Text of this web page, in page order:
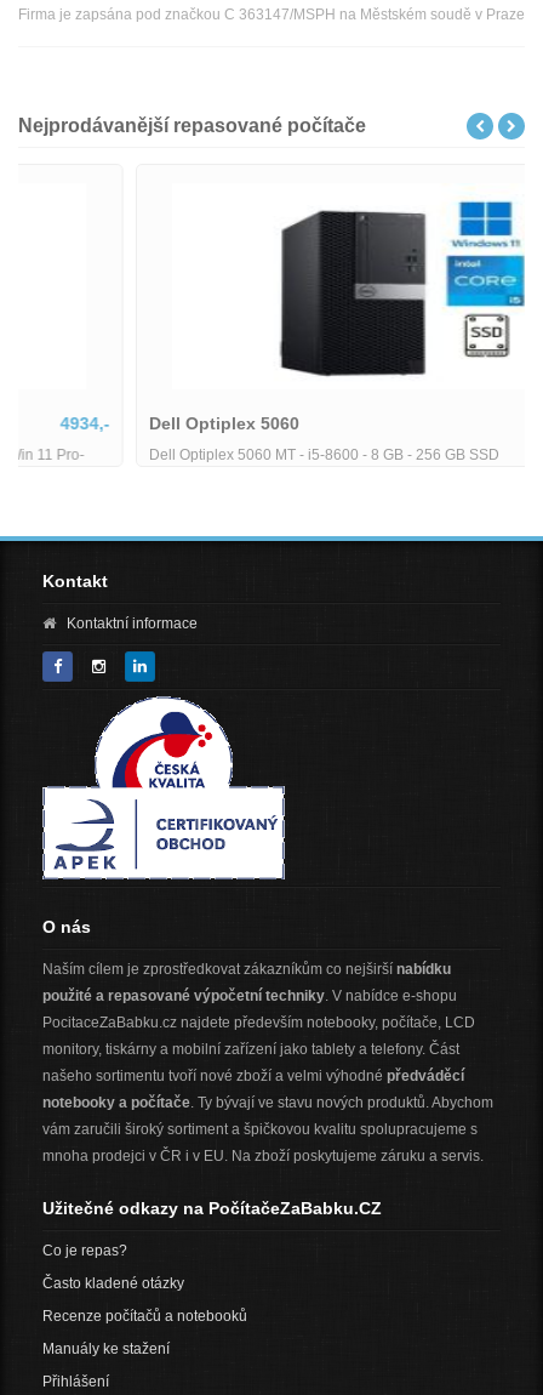
Firma je zapsána pod značkou C 363147/MSPH na Městském soudě v Praze
Nejprodávanější repasované počítače
Dell Optiplex 5060
Dell Optiplex 5060 MT - i5-8600 - 8 GB - 256 GB SSD
Kontakt
Kontaktní informace
O nás
Naším cílem je zprostředkovat zákazníkům co nejširší nabídku
použité a repasované výpočetní techniky. V nabídce e-shopu
PocitaceZaBabku.cz najdete především notebooky, počítače, LCD
monitory, tiskárny a mobilní zařízení jako tablety a telefony. Část
našeho sortimentu tvoří nové zboží a velmi výhodné předváděcí
notebooky a počítače. Ty bývají ve stavu nových produktů. Abychom
vám zaručili široký sortiment a špičkovou kvalitu spolupracujeme s
mnoha prodejci v ČR i v EU. Na zboží poskytujeme záruku a servis.
Užitečné odkazy na PočítačeZaBabku.CZ
Co je repas?
Často kladené otázky
Recenze počítačů a notebooků
Manuály ke stažení
Přihlášení